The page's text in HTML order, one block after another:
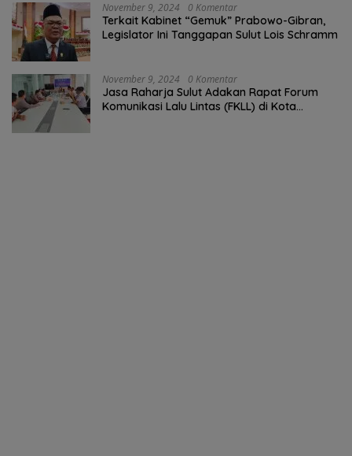
November 9, 2024 0 Komentar
Terkait Kabinet “Gemuk” Prabowo-Gibran,
Legislator Ini Tanggapan Sulut Lois Schramm
November 9, 2024 0 Komentar
Jasa Raharja Sulut Adakan Rapat Forum
Komunikasi Lalu Lintas (FKLL) di Kota